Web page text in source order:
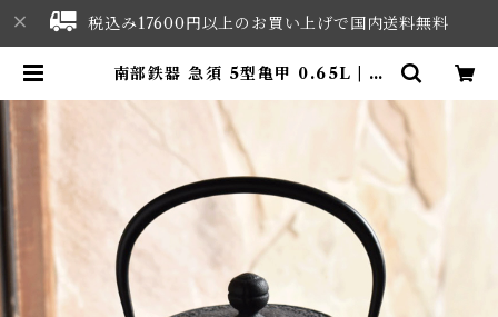
税込み17600円以上のお買い上げで国内送料無料
南部鉄器 急須 5型亀甲 0.65L | N